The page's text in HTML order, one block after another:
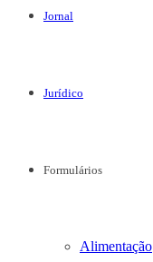
Jornal
Jurídico
Formulários
Alimentação